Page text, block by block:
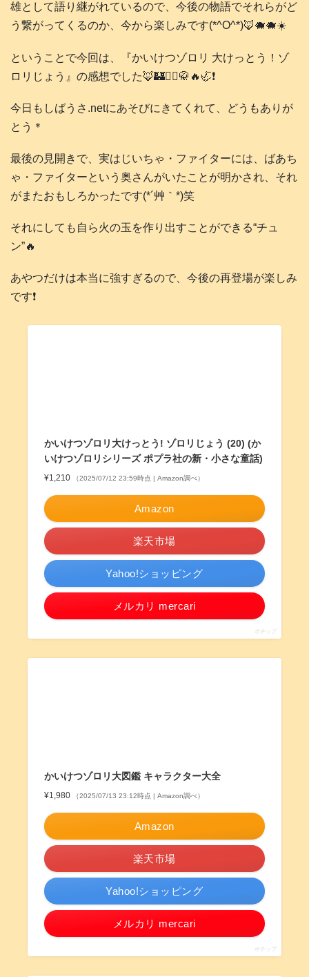
雄として語り継がれているので、今後の物語でそれらがど
う繋がってくるのか、今から楽しみです(*^O^*)🦊🐗🐗☀️
ということで今回は、『かいけつゾロリ 大けっとう！ゾ
ロリじょう』の感想でした🦊🏰🧙‍♀️🥋🔥🦏❗️
今日もしばうさ.netにあそびにきてくれて、どうもありが
とう＊
最後の見開きで、実はじいちゃ・ファイターには、ばあち
ゃ・ファイターという奥さんがいたことが明かされ、それ
がまたおもしろかったです(*´艸｀*)笑
それにしても自ら火の玉を作り出すことができる“チュ
ン”🔥
あやつだけは本当に強すぎるので、今後の再登場が楽しみ
です❗️
かいけつゾロリ大けっとう! ゾロリじょう (20) (か
いけつゾロリシリーズ ポプラ社の新・小さな童話)
¥1,210 （2025/07/12 23:59時点 | Amazon調べ）
Amazon
楽天市場
Yahoo!ショッピング
メルカリ mercari
ポチップ
かいけつゾロリ大図鑑 キャラクター大全
¥1,980 （2025/07/13 23:12時点 | Amazon調べ）
Amazon
楽天市場
Yahoo!ショッピング
メルカリ mercari
ポチップ